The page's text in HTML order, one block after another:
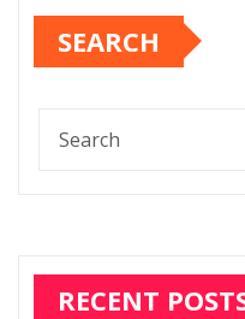
SEARCH
RECENT